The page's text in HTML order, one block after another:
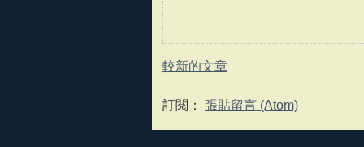
較新的文章
訂閱： 張貼留言 (Atom)